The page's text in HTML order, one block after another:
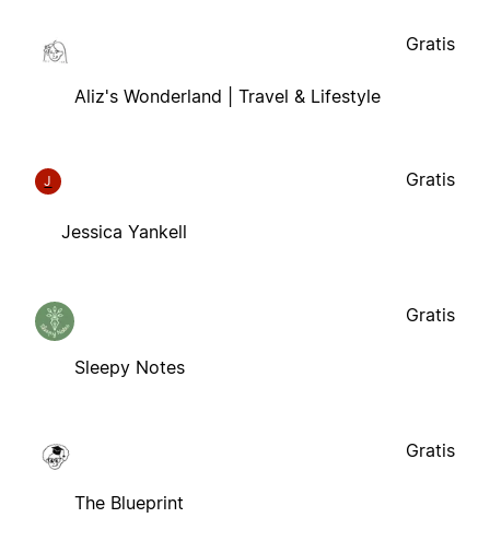
Aliz's Wonderland | Travel & Lifestyle
Gratis
J
Jessica Yankell
Gratis
Sleepy Notes
Gratis
The Blueprint
Gratis